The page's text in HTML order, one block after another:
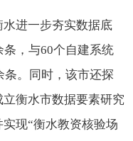
进一步夯实数据底
，与60个自建系统
条。同时，该市还探
衡水市数据要素研究
现“衡水教资核验场